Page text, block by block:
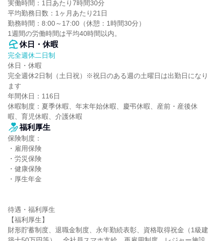
実働時間：1日あたり7時間30分
平均勤務日数：1ヶ月あたり21日
勤務時間：8:00～17:00（休憩：1時間30分）
1週間の労働時間は平均40時間以内。
休日・休暇
完全週休二日制
休日・休暇
完全週休2日制（土日祝）※祝日のある週の土曜日は出勤日になり
ます
年間休日：116日
休暇制度：夏季休暇、年末年始休暇、慶弔休暇、産前・産後休
暇、育児休暇、介護休暇
福利厚生
保険制度：
・雇用保険
・労災保険
・健康保険
・厚生年金
待遇・福利厚生
【福利厚生】
財形貯蓄制度、退職金制度、永年勤続表彰、資格取得祝金（1級建